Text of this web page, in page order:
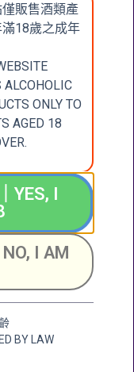
際洋酒有限公
司
KEE
LIMITED
成運道25-27
業大廈地下2
2, G/F, Shing
Industrial
25 Shing
Tai Wai,
2682 6366
販售酒類產
18歲之成年
ALCOHOLIC
ONLY TO
AGED 18
YES, I
I AM
BY LAW